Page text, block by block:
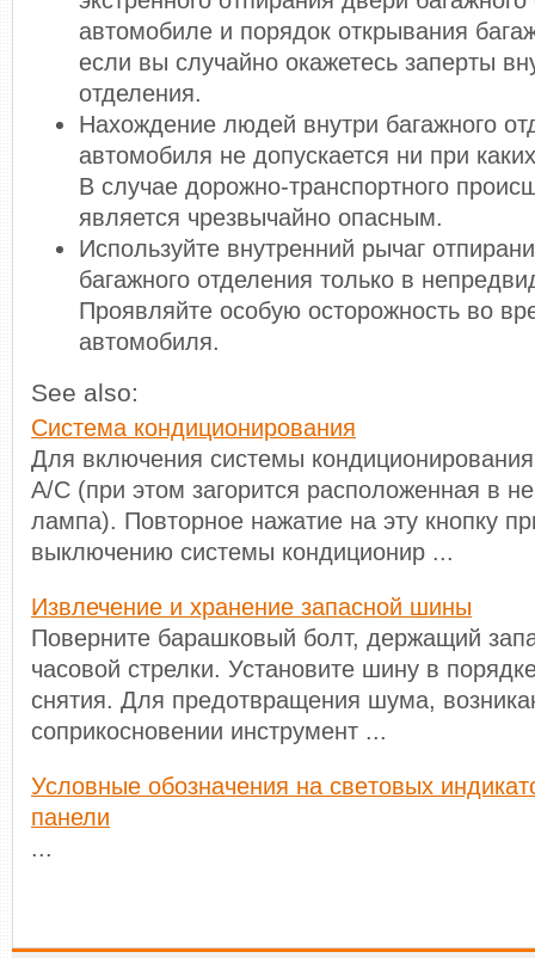
автомобиле и порядок открывания
если вы случайно окажетесь заперты
отделения.
Нахождение людей внутри багажного
автомобиля не допускается ни при
В случае дорожно-транспортного
является чрезвычайно опасным.
Используйте внутренний рычаг
багажного отделения только в
Проявляйте особую осторожность во
автомобиля.
See also:
Система кондиционирования
Для включения системы
А/С (при этом загорится расположенная в
лампа). Повторное нажатие на эту кнопку
выключению системы кондиционир ...
Извлечение и хранение запасной шины
Поверните барашковый болт, держащий
часовой стрелки. Установите шину в
снятия. Для предотвращения шума,
соприкосновении инструмент ...
Условные обозначения на cвeтoвыx
панели
...